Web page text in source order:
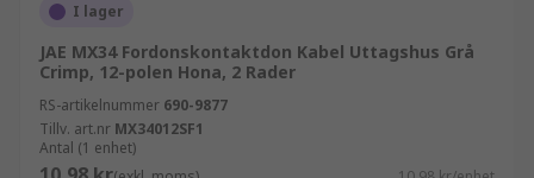
I lager
JAE MX34 Fordonskontaktdon Kabel Uttagshus Grå
Crimp, 12-polen Hona, 2 Rader
RS-artikelnummer 690-9877
Tillv. art.nr MX34012SF1
Antal (1 enhet)